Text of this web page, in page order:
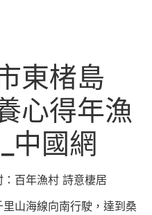
東楮島
心得年漁
中國網
百年漁村 詩意棲居
山海線向南行駛，達到桑